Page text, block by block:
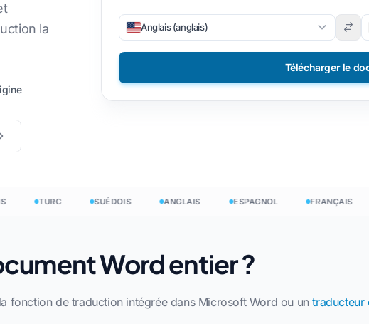
CSV DOCX à TXT
EPUB en PDF
Philippin
Finlandais
Commencez gratuitement
la
Anglais (anglais)
Télécharger le
TURC SUÉDOIS ANGLAIS ESPAGNOL FRANÇAIS
Word entier ?
fonction de traduction intégrée dans Microsoft Word ou untraducteur